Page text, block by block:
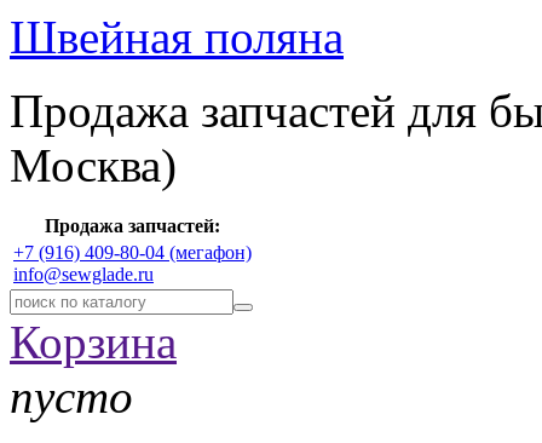
Швейная поляна
Продажа запчастей для
Москва)
Продажа запчастей:
+7 (916) 409-80-04 (мегафон)
info@sewglade.ru
Корзина
пусто